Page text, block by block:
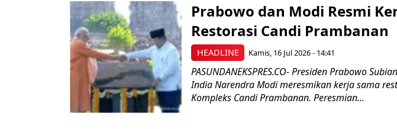
HEADLINE
Prabowo dan Modi Resmi
Restorasi Candi Prambanan
Kamis, 16 Jul 2026 - 14:41
PASUNDANEKSPRES.CO- Presiden Prabowo
India Narendra Modi meresmikan kerja sama
Kompleks Candi Prambanan. Peresmian...